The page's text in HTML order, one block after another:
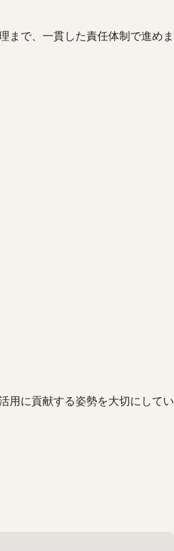
まで、一貫した責任体制で進めま
用に貢献する姿勢を大切にしてい